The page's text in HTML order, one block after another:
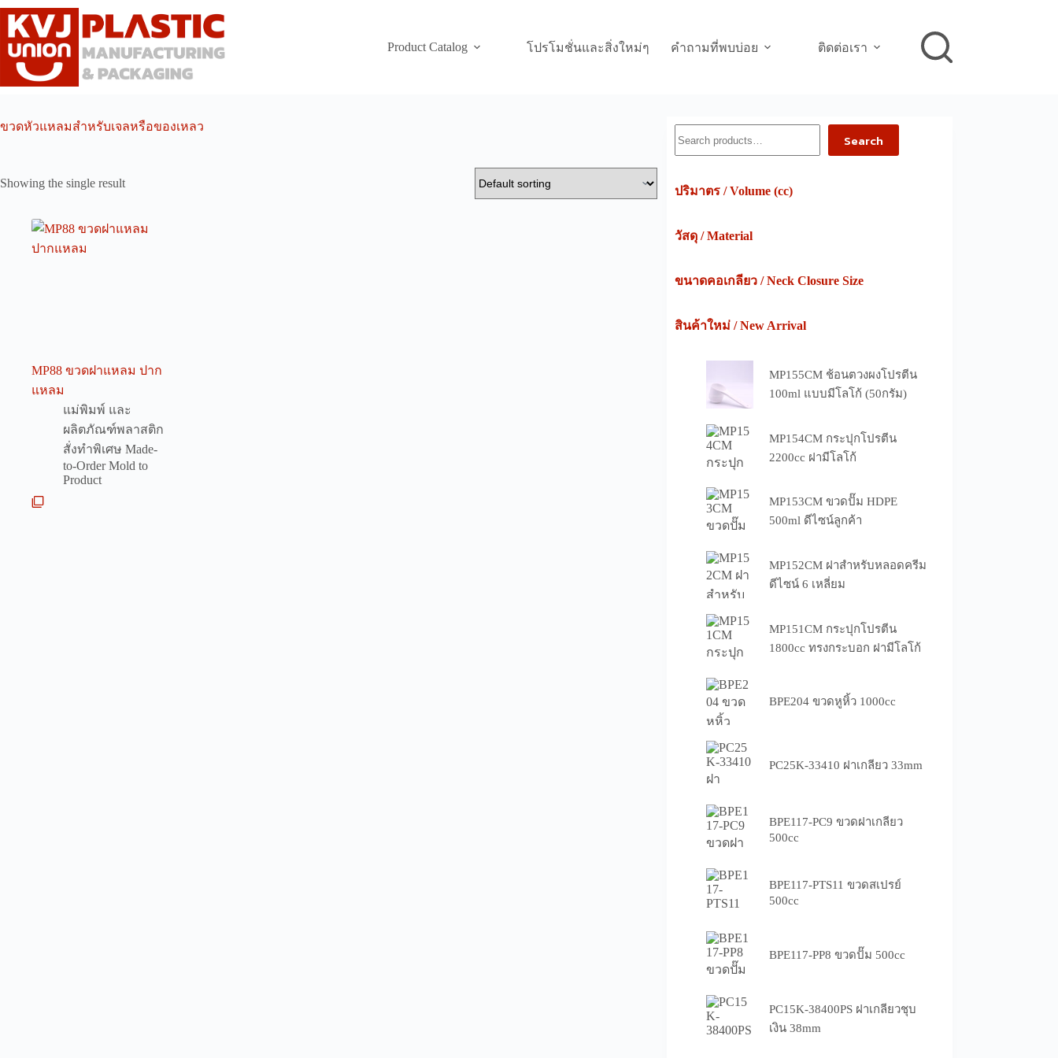
Skip
content
Product Catalog
โปรโมชั่นและสิ่งใหม่ๆ คำถามที่พบบ่อย ติดต่อเรา
ขวดหัวแหลมสำหรับเจลหรือของเหลว
Showing the single result
MP88 ขวดฝาแหลม ปาก
แหลม
แม่พิมพ์ และ
ผลิตภัณฑ์พลาสติก
สั่งทำพิเศษ Made-
to-Order Mold to
Product
Search
ปริมาตร / Volume (cc)
วัสดุ / Material
ขนาดคอเกลียว / Neck Closure Size
สินค้าใหม่ / New Arrival
MP155CM ช้อนตวงผงโปรตีน
100ml แบบมีโลโก้ (50กรัม)
MP154CM กระปุกโปรตีน
2200cc ฝามีโลโก้
MP153CM ขวดปั๊ม HDPE
500ml ดีไซน์ลูกค้า
MP152CM ฝาสำหรับหลอดครีม
ดีไซน์ 6 เหลี่ยม
MP151CM กระปุกโปรตีน
1800cc ทรงกระบอก ฝามีโลโก้
BPE204 ขวดหูหิ้ว 1000cc
PC25K-33410 ฝาเกลียว 33mm
BPE117-PC9 ขวดฝาเกลียว
500cc
BPE117-PTS11 ขวดสเปรย์
500cc
BPE117-PP8 ขวดปั๊ม 500cc
PC15K-38400PS ฝาเกลียวชุบ
เงิน 38mm